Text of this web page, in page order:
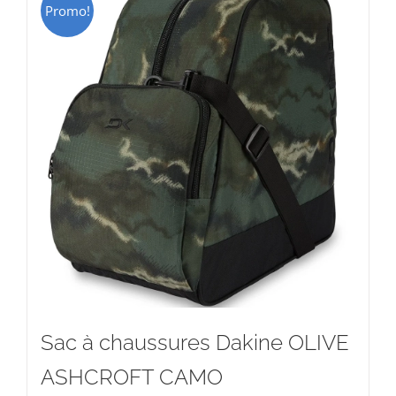
Promo!
Sac à chaussures Dakine OLIVE
ASHCROFT CAMO